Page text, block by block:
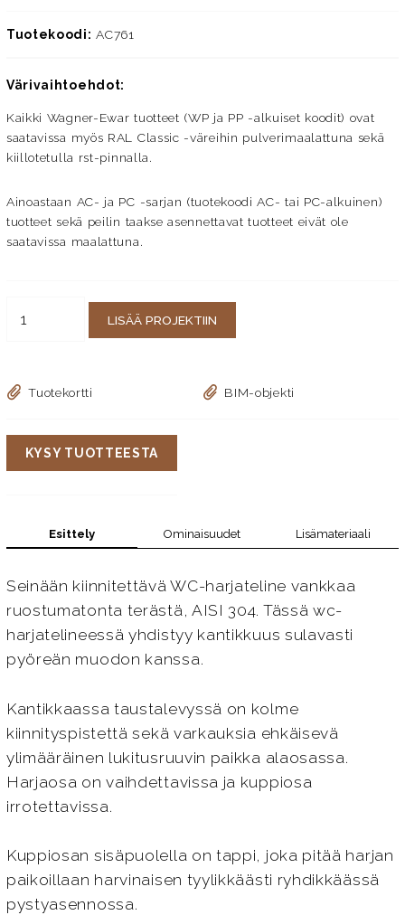
Tuotekoodi: AC761
Värivaihtoehdot:
Kaikki Wagner-Ewar tuotteet (WP ja PP -alkuiset koodit) ovat
saatavissa myös RAL Classic -väreihin pulverimaalattuna sekä
kiillotetulla rst-pinnalla.
Ainoastaan AC- ja PC -sarjan (tuotekoodi AC- tai PC-alkuinen)
tuotteet sekä peilin taakse asennettavat tuotteet eivät ole
saatavissa maalattuna.
LISÄÄ PROJEKTIIN
Tuotekortti BIM-objekti
KYSY TUOTTEESTA
Esittely Ominaisuudet Lisämateriaali
Seinään kiinnitettävä WC-harjateline vankkaa
ruostumatonta terästä, AISI 304. Tässä wc-
harjatelineessä yhdistyy kantikkuus sulavasti
pyöreän muodon kanssa.
Kantikkaassa taustalevyssä on kolme
kiinnityspistettä sekä varkauksia ehkäisevä
ylimääräinen lukitusruuvin paikka alaosassa.
Harjaosa on vaihdettavissa ja kuppiosa
irrotettavissa.
Kuppiosan sisäpuolella on tappi, joka pitää harjan
paikoillaan harvinaisen tyylikkäästi ryhdikkäässä
pystyasennossa.